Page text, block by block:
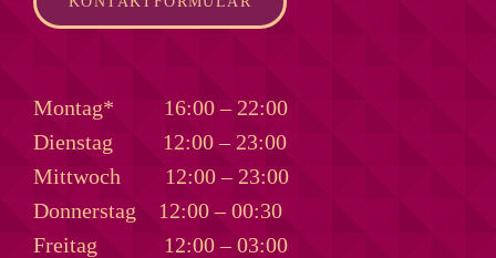
Montag*
16:00 – 22:00
Dienstag
12:00 – 23:00
Mittwoch
12:00 – 23:00
Donnerstag
12:00 – 00:30
Freitag
12:00 – 03:00